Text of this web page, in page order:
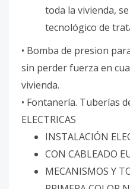
toda la vivienda,
tecnológico de
• Bomba de presion
sin perder fuerza en
vivienda.
• Fontanería. Tuberías
ELECTRICAS
INSTALACIÓN
CON CABLEADO
MECANISMOS Y